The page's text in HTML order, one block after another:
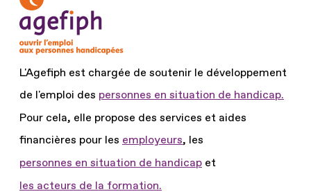
L'Agefiph est chargée de soutenir le développement
de l'emploi des personnes en situation de handicap.
Pour cela, elle propose des services et aides
financières pour les employeurs, les
personnes en situation de handicap et
les acteurs de la formation.